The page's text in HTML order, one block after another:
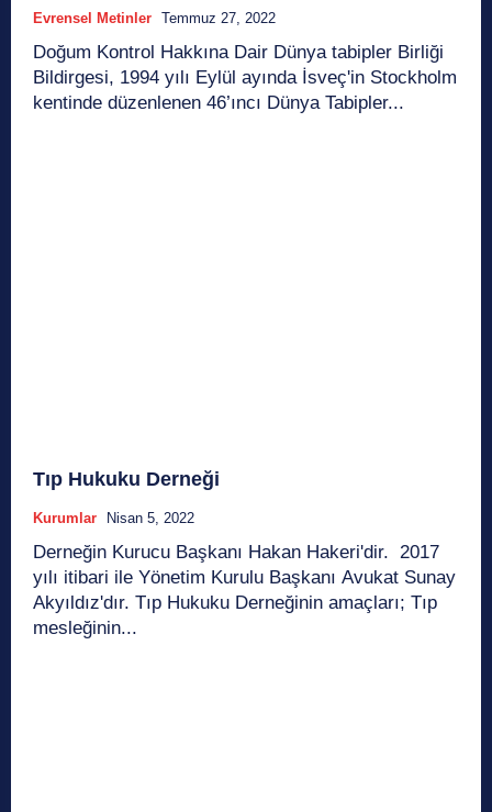
Evrensel Metinler Temmuz 27, 2022
Doğum Kontrol Hakkına Dair Dünya tabipler Birliği
Bildirgesi, 1994 yılı Eylül ayında İsveç'in Stockholm
kentinde düzenlenen 46’ıncı Dünya Tabipler...
Tıp Hukuku Derneği
Kurumlar Nisan 5, 2022
Derneğin Kurucu Başkanı Hakan Hakeri'dir. 2017
yılı itibari ile Yönetim Kurulu Başkanı Avukat Sunay
Akyıldız'dır. Tıp Hukuku Derneğinin amaçları; Tıp
mesleğinin...